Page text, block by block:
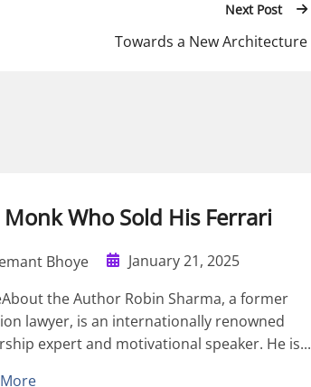
Next Post
Towards a New Architecture
Monk Who Sold His Ferrari
Bhoye
January 21, 2025
the Author Robin Sharma, a former
lawyer, is an internationally renowned
expert and motivational speaker. He is...